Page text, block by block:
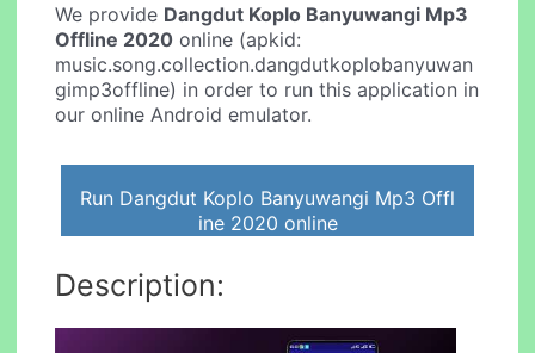
We provide Dangdut Koplo Banyuwangi Mp3
Offline 2020 online (apkid:
music.song.collection.dangdutkoplobanyuwan
gimp3offline) in order to run this application in
our online Android emulator.
Run Dangdut Koplo Banyuwangi Mp3 Offl
ine 2020 online
Description: